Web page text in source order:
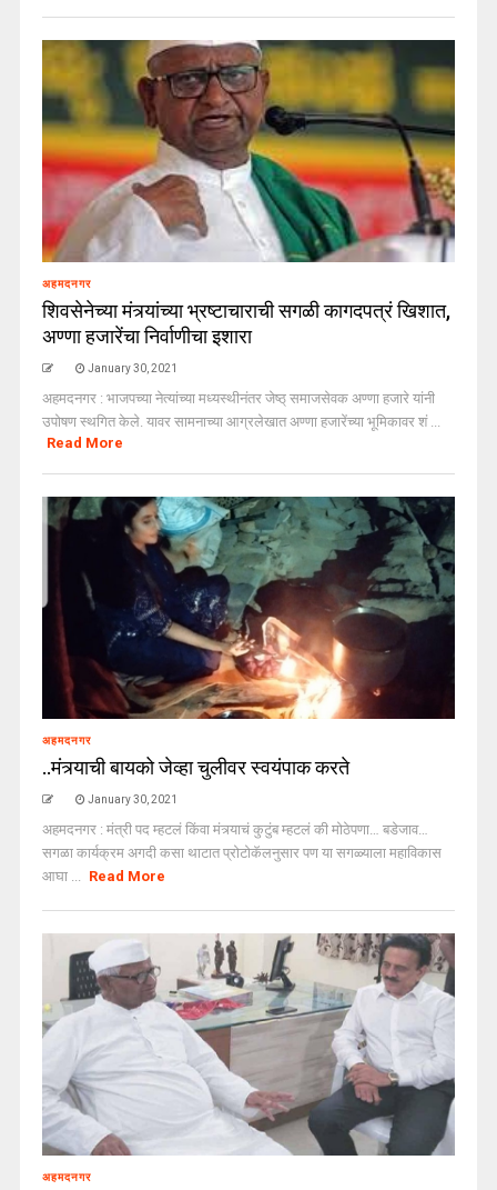
अहमदनगर
शिवसेनेच्या मंत्र्यांच्या भ्रष्टाचाराची सगळी कागदपत्रं खिशात,
अण्णा हजारेंचा निर्वाणीचा इशारा
January 30, 2021
अहमदनगर : भाजपच्या नेत्यांच्या मध्यस्थीनंतर जेष्ठ् समाजसेवक अण्णा हजारे यांनी
उपोषण स्थगित केले. यावर सामनाच्या आग्रलेखात अण्णा हजारेंच्या भूमिकावर शं ...
Read More
अहमदनगर
..मंत्र्याची बायको जेव्हा चुलीवर स्वयंपाक करते
January 30, 2021
अहमदनगर : मंत्री पद म्हटलं किंवा मंत्र्याचं कुटुंब म्हटलं की मोठेपणा… बडेजाव…
सगळा कार्यक्रम अगदी कसा थाटात प्रोटोकॅलनुसार पण या सगळ्याला महाविकास
आघा ... Read More
अहमदनगर